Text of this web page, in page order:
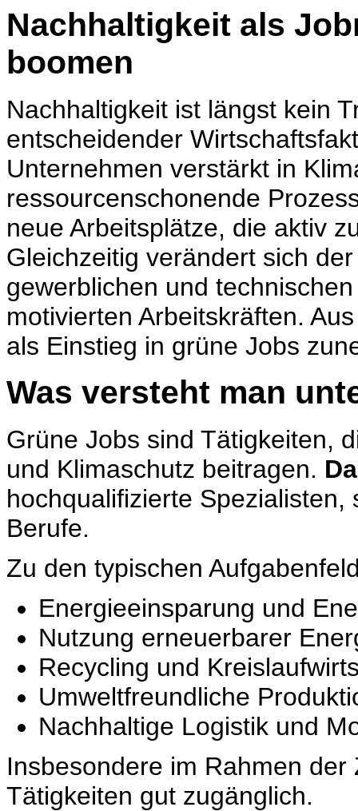
Nachhaltigkeit als
boomen
Nachhaltigkeit ist längst kein
entscheidender
Unternehmen verstärkt in
ressourcenschonende
neue Arbeitsplätze, die aktiv
Gleichzeitig verändert sich
gewerblichen und
motivierten Arbeitskräften.
als Einstieg in grüne Jobs
Was versteht man
Grüne Jobs sind Tätigkeiten,
und Klimaschutz beitragen.
hochqualifizierte
Berufe.
Zu den typischen
Energieeinsparung und
Nutzung erneuerbarer
Recycling und
Umweltfreundliche
Nachhaltige Logistik und
Insbesondere im Rahmen
Tätigkeiten gut zugänglich.